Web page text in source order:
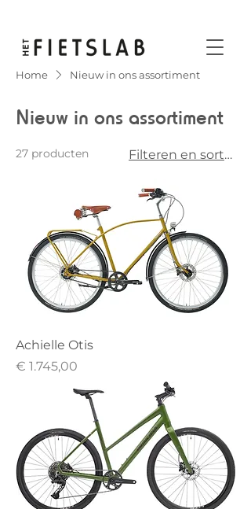
Home Nieuw in ons assortiment
Nieuw in ons assortiment
27 producten Filteren en sorteren
Achielle Otis
Prijs
€ 1.745,00